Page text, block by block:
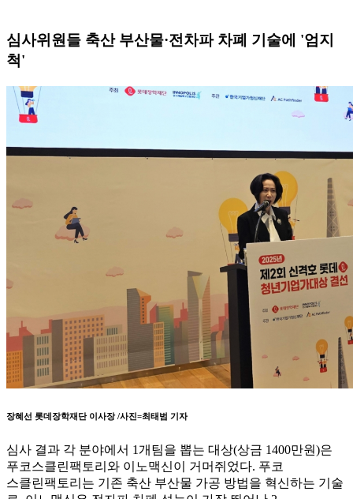
심사위원들 축산 부산물·전차파 차폐 기술에 '엄지
척'
장혜선 롯데장학재단 이사장 /사진=최태범 기자
심사 결과 각 분야에서 1개팀을 뽑는 대상(상금 1400만원)은
푸코스클린팩토리와 이노맥신이 거머쥐었다. 푸코
스클린팩토리는 기존 축산 부산물 가공 방법을 혁신하는 기술